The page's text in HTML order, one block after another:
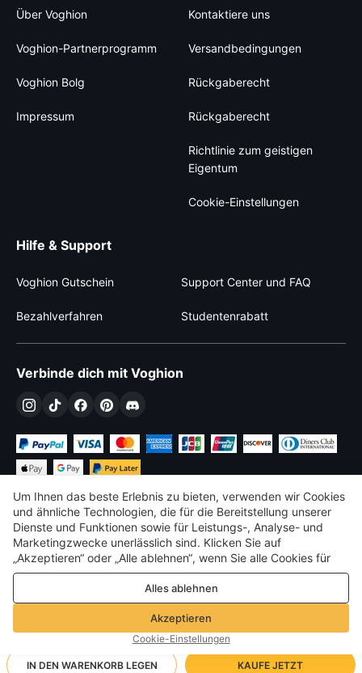
IN DEN WARENKORB LEGEN KAUFE JETZT
Über Voghion
Voghion-Partnerprogramm
Voghion Bolg
Impressum
Kontaktiere uns
Versandbedingungen
Rückgaberecht
Rückgaberecht
Richtlinie zum geistigen
Eigentum
Cookie-Einstellungen
Hilfe & Support
Voghion Gutschein Support Center und FAQ
Bezahlverfahren Studentenrabatt
Verbinde dich mit Voghion
€ EUR Germany
©2026 Voghion
Terms & amp; Bedingungen
Datenschutz- und Cookie-Richtlinie
Community-Richtlinien
Um Ihnen das beste Erlebnis zu bieten, verwenden wir Cookies
und ähnliche Technologien, die für die Bereitstellung unserer
Dienste und Funktionen sowie für Leistungs-, Analyse- und
Marketingzwecke unerlässlich sind. Klicken Sie auf
„Akzeptieren“ oder „Alle ablehnen“, wenn Sie alle Cookies für
Leistungs-, Analyse- und Marketingzwecke zulassen oder
ablehnen möchten. Weitere Informationen finden Sie in unserer
Datenschutz- und Cookie-Richtlinie
Alles ablehnen
Akzeptieren
Cookie-Einstellungen